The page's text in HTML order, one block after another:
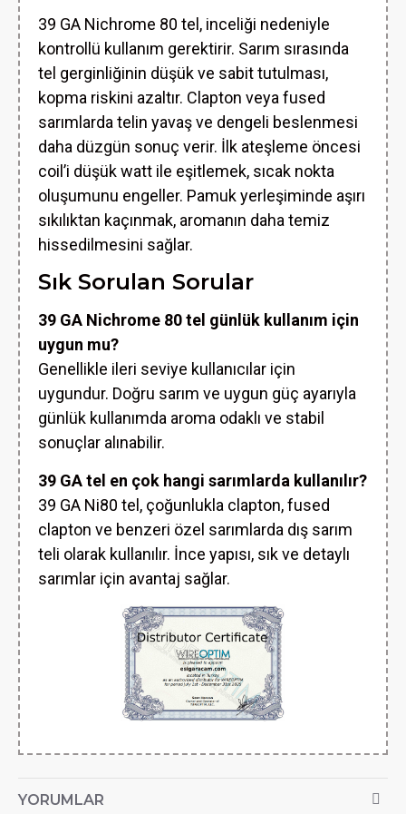
39 GA Nichrome 80 tel, inceliği nedeniyle
kontrollü kullanım gerektirir. Sarım sırasında
tel gerginliğinin düşük ve sabit tutulması,
kopma riskini azaltır. Clapton veya fused
sarımlarda telin yavaş ve dengeli beslenmesi
daha düzgün sonuç verir. İlk ateşleme öncesi
coil’i düşük watt ile eşitlemek, sıcak nokta
oluşumunu engeller. Pamuk yerleşiminde aşırı
sıkılıktan kaçınmak, aromanın daha temiz
hissedilmesini sağlar.
Sık Sorulan Sorular
39 GA Nichrome 80 tel günlük kullanım için
uygun mu?
Genellikle ileri seviye kullanıcılar için
uygundur. Doğru sarım ve uygun güç ayarıyla
günlük kullanımda aroma odaklı ve stabil
sonuçlar alınabilir.
39 GA tel en çok hangi sarımlarda kullanılır?
39 GA Ni80 tel, çoğunlukla clapton, fused
clapton ve benzeri özel sarımlarda dış sarım
teli olarak kullanılır. İnce yapısı, sık ve detaylı
sarımlar için avantaj sağlar.
YORUMLAR